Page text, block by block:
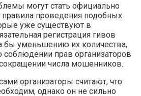
могут стать официально
проведения подобных
уже существуют в
регистрация гивов
бы уменьшению их количества,
соблюдении прав организаторов
числа мошенников.
организаторы считают, что
однако он не сильно